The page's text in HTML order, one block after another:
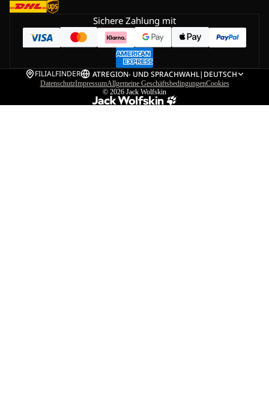
Sichere Zahlung mit
FILIALFINDER ATREGION- UND SPRACHWAHL| DEUTSCH
DatenschutzImpressumAllgemeine GeschäftsbedingungenCookies
© 2026 Jack Wolfskin